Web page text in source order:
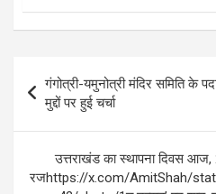
Post
navigation
गंगोत्री-यमुनोत्री मंदिर समिति के
मुद्दों पर हुई चर्चा
उत्तराखंड का स्थापना दिवस आज,
रजhttps://x.com/AmitShah/